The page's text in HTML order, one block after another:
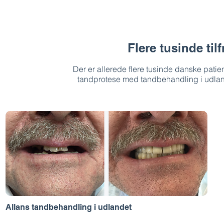
Flere tusinde
Der er allerede flere tusinde danske
tandprotese med tandbehandling i
Allans tandbehandling i udlandet